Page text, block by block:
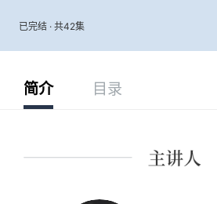
已完结 · 共42集
简介 目录